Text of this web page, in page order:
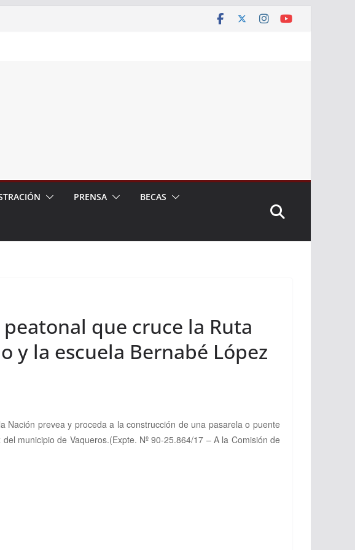
PRENSA BECAS
que cruce la Ruta
y la escuela Bernabé López
Nación prevea y proceda a la construcción de una pasarela o puente
municipio de Vaqueros.(Expte. Nº 90-25.864/17 – A la Comisión de